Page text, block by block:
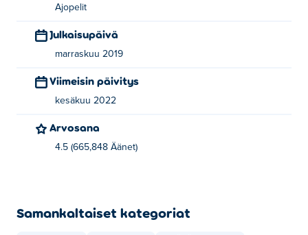
Ajopelit
Julkaisupäivä
marraskuu 2019
Viimeisin päivitys
kesäkuu 2022
Arvosana
4.5 (665,848 Äänet)
Samankaltaiset kategoriat